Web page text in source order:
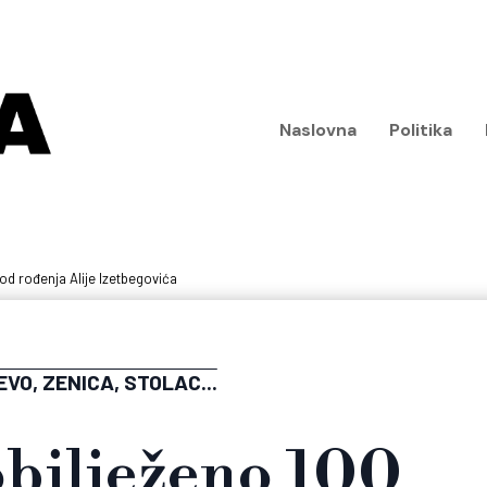
Naslovna Politika
rođenja Alije Izetbegovića
ZENICA, STOLAC...